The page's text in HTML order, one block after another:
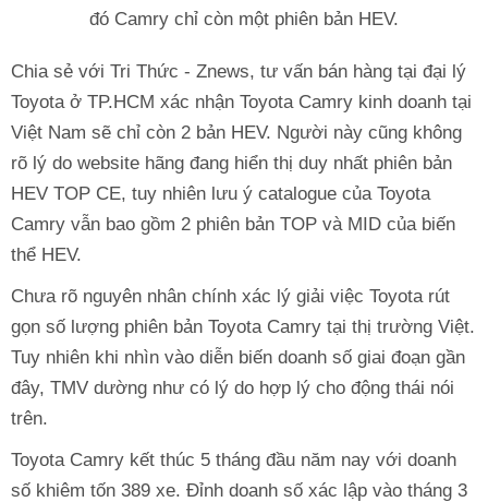
đó Camry chỉ còn một phiên bản HEV.
Chia sẻ với Tri Thức - Znews, tư vấn bán hàng tại đại lý
Toyota ở TP.HCM xác nhận Toyota Camry kinh doanh tại
Việt Nam sẽ chỉ còn 2 bản HEV. Người này cũng không
rõ lý do website hãng đang hiển thị duy nhất phiên bản
HEV TOP CE, tuy nhiên lưu ý catalogue của Toyota
Camry vẫn bao gồm 2 phiên bản TOP và MID của biến
thể HEV.
Chưa rõ nguyên nhân chính xác lý giải việc Toyota rút
gọn số lượng phiên bản Toyota Camry tại thị trường Việt.
Tuy nhiên khi nhìn vào diễn biến doanh số giai đoạn gần
đây, TMV dường như có lý do hợp lý cho động thái nói
trên.
Toyota Camry kết thúc 5 tháng đầu năm nay với doanh
số khiêm tốn 389 xe. Đỉnh doanh số xác lập vào tháng 3